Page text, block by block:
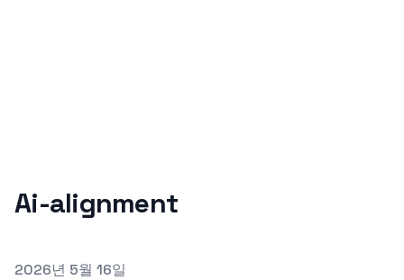
Ai-alignment
Published on
2026년 5월 16일